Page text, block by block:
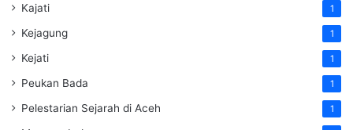
Kajati 1
Kejagung 1
Kejati 1
Peukan Bada 1
Pelestarian Sejarah di Aceh 1